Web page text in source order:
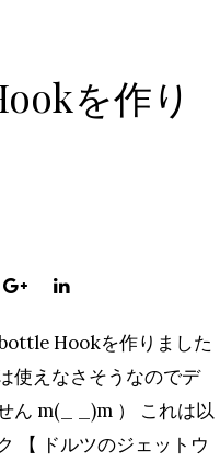
を作り
Hookを作りました
使えなさそうなのでデ
ん m(_ _)m ） これは以
【 ドルツのジェットウ